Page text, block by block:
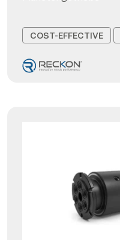
COST-EFFECTIVE